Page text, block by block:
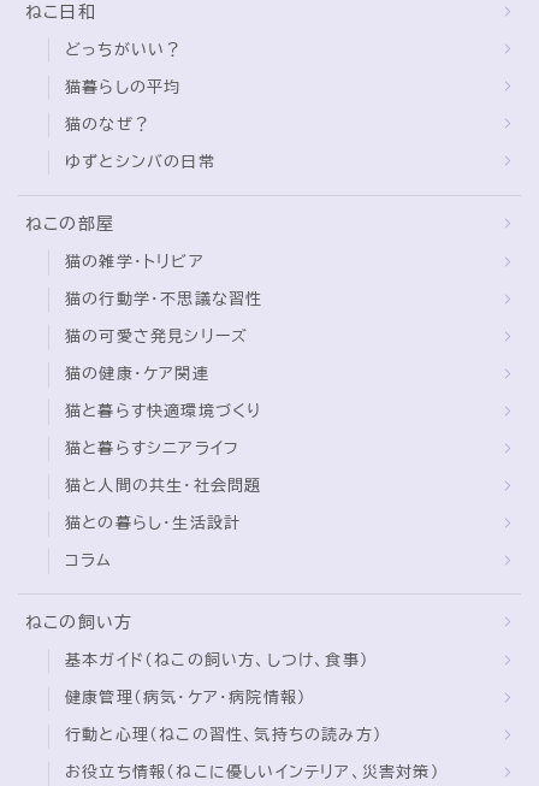
ねこ日和
どっちがいい？
猫暮らしの平均
猫のなぜ？
ゆずとシンバの日常
ねこの部屋
猫の雑学・トリビア
猫の行動学・不思議な習性
猫の可愛さ発見シリーズ
猫の健康・ケア関連
猫と暮らす快適環境づくり
猫と暮らすシニアライフ
猫と人間の共生・社会問題
猫との暮らし・生活設計
コラム
ねこの飼い方
基本ガイド（ねこの飼い方、しつけ、食事）
健康管理（病気・ケア・病院情報）
行動と心理（ねこの習性、気持ちの読み方）
お役立ち情報（ねこに優しいインテリア、災害対策）